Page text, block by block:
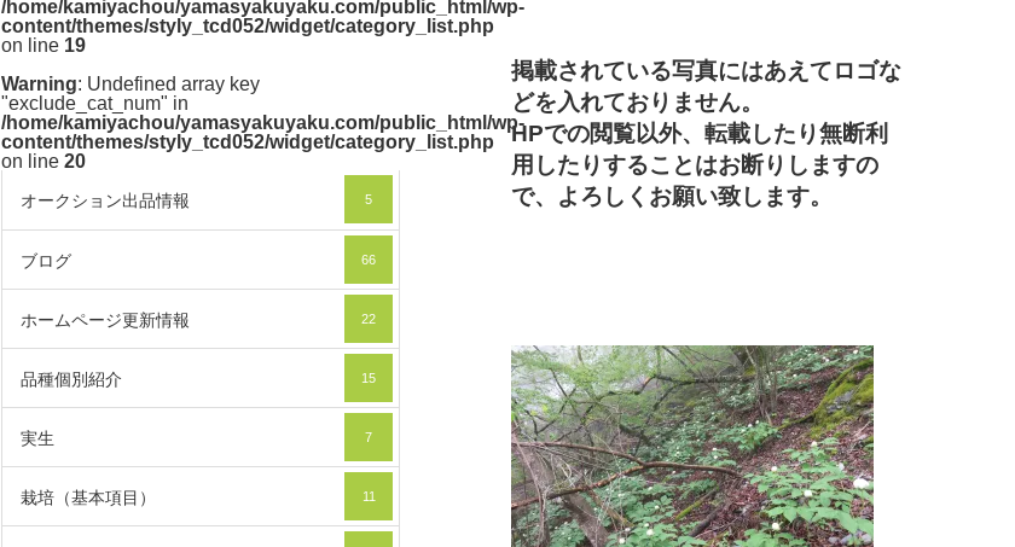
/home/kamiyachou/yamasyakuyaku.com/public_html/wp-
content/themes/styly_tcd052/widget/category_list.php
on line 19
Warning: Undefined array key
"exclude_cat_num" in
/home/kamiyachou/yamasyakuyaku.com/public_html/wp-
content/themes/styly_tcd052/widget/category_list.php
on line 20
オークション出品情報 5
ブログ 66
ホームページ更新情報 22
品種個別紹介 15
実生 7
栽培（基本項目） 11
掲載されている写真にはあえてロゴな
どを入れておりません。
HPでの閲覧以外、転載したり無断利
用したりすることはお断りしますの
で、よろしくお願い致します。